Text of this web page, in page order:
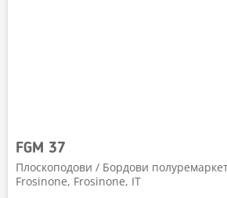
FGM 37
Плоскоподови / Бордови
Frosinone, Frosinone, IT